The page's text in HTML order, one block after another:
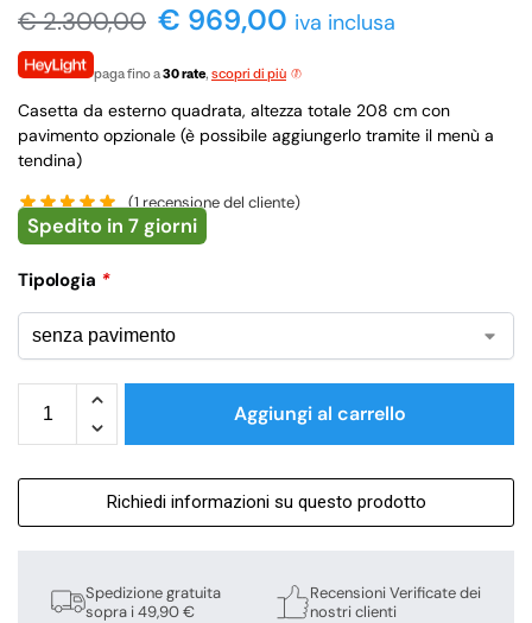
€2.300,00 € 969,00 iva inclusa
paga fino a30 rate, scopri di più
Casetta da esterno quadrata, altezza totale 208 cm con
pavimento opzionale (è possibile aggiungerlo tramite il menù a
tendina)
(1recensione del cliente)
Spedito in 7 giorni
Tipologia *
Aggiungi al carrello
Richiedi informazioni su questo prodotto
Spedizione gratuita
sopra i 49,90 €
Recensioni Verificate dei
nostri clienti